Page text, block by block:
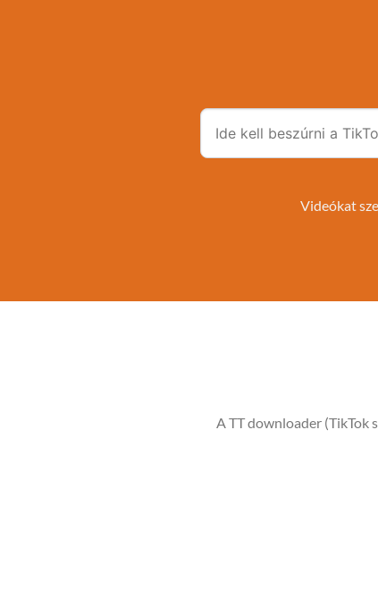
Videókat
A TT downloader (TikTok